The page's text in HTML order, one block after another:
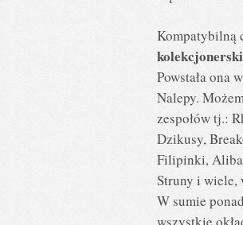
Kompatybilną
Powstała ona
Nalepy.
zespołów tj.:
Dzikusy,
Filipinki,
Struny i wiele,
W sumie